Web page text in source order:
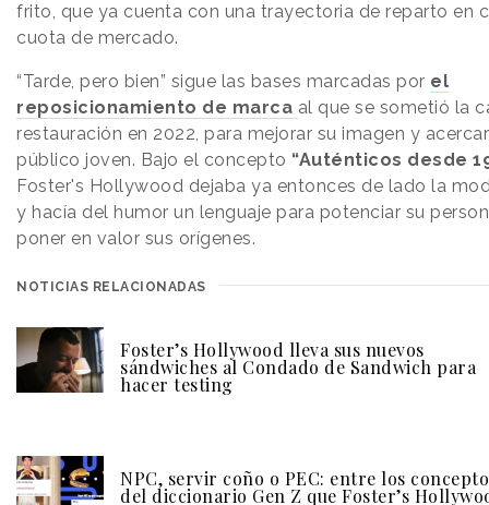
frito, que ya cuenta con una trayectoria de reparto en
cuota de mercado.
“Tarde, pero bien” sigue las bases marcadas por el
reposicionamiento de marca al que se sometió la
restauración en 2022, para mejorar su imagen y
público joven. Bajo el concepto “Auténticos desde
Foster's Hollywood dejaba ya entonces de lado la
y hacía del humor un lenguaje para potenciar su
poner en valor sus orígenes.
NOTICIAS RELACIONADAS
Foster’s Hollywood lleva sus nuevos
sándwiches al Condado de Sandwich para
hacer testing
NPC, servir coño o PEC: entre los
del diccionario Gen Z que Foster’s